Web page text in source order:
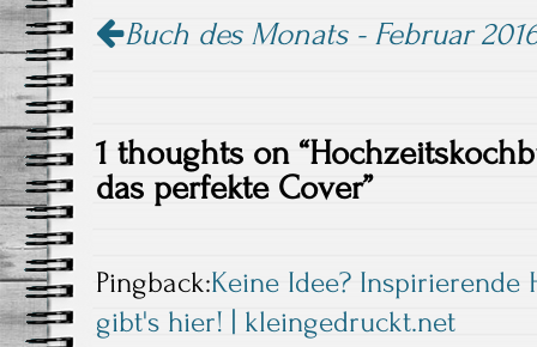
Buch des Monats - Februar
1 thoughts on “
das perfekte Cover”
Pingback:Keine Idee? Inspirierende
gibt's hier! | kleingedruckt.net